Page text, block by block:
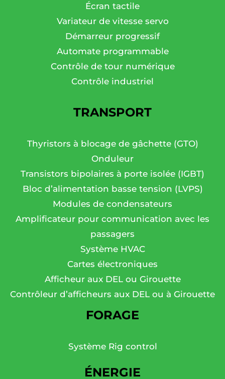
Écran tactile
Variateur de vitesse servo
Démarreur progressif
Automate programmable
Contrôle de tour numérique
Contrôle industriel
TRANSPORT
Thyristors à blocage de gâchette (GTO)
Onduleur
Transistors bipolaires à porte isolée (IGBT)
Bloc d’alimentation basse tension (LVPS)
Modules de condensateurs
Amplificateur pour communication avec les
passagers
Système HVAC
Cartes électroniques
Afficheur aux DEL ou Girouette
Contrôleur d’afficheurs aux DEL ou à Girouette
FORAGE
Système Rig control
ÉNERGIE